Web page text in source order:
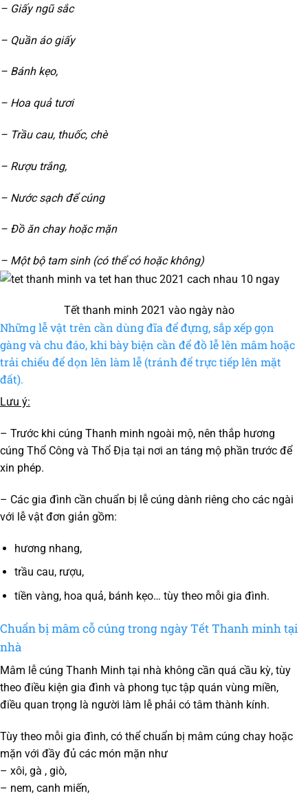
– Giấy ngũ sắc
– Quần áo giấy
– Bánh kẹo,
– Hoa quả tươi
– Trầu cau, thuốc, chè
– Rượu trắng,
– Nước sạch để cúng
– Đồ ăn chay hoặc mặn
– Một bộ tam sinh (có thể có hoặc không)
Tết thanh minh 2021 vào ngày nào
Những lễ vật trên cần dùng đĩa để đựng, sắp xếp gọn
gàng và chu đáo, khi bày biện cần để đồ lễ lên mâm hoặc
trải chiếu để dọn lên làm lễ (tránh để trực tiếp lên mặt
đất).
Lưu ý:
– Trước khi cúng Thanh minh ngoài mộ, nên thắp hương
cúng Thổ Công và Thổ Địa tại nơi an táng mộ phần trước để
xin phép.
– Các gia đình cần chuẩn bị lễ cúng dành riêng cho các ngài
với lễ vật đơn giản gồm:
hương nhang,
trầu cau, rượu,
tiền vàng, hoa quả, bánh kẹo… tùy theo mỗi gia đình.
Chuẩn bị mâm cỗ cúng trong ngày Tết Thanh minh tại
nhà
Mâm lễ cúng Thanh Minh tại nhà không cần quá cầu kỳ, tùy
theo điều kiện gia đình và phong tục tập quán vùng miền,
điều quan trọng là người làm lễ phải có tâm thành kính.
Tùy theo mỗi gia đình, có thể chuẩn bị mâm cúng chay hoặc
mặn với đầy đủ các món mặn như
– xôi, gà , giò,
– nem, canh miến,